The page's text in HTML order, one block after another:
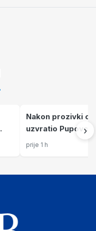
Nakon prozivki o
uzvratio
ono što sam
prije 1 h
›